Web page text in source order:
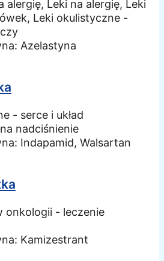
alergię, Leki na alergię, Leki
Leki okulistyczne -
Azelastyna
- serce i układ
nadciśnienie
Indapamid, Walsartan
onkologii - leczenie
Kamizestrant